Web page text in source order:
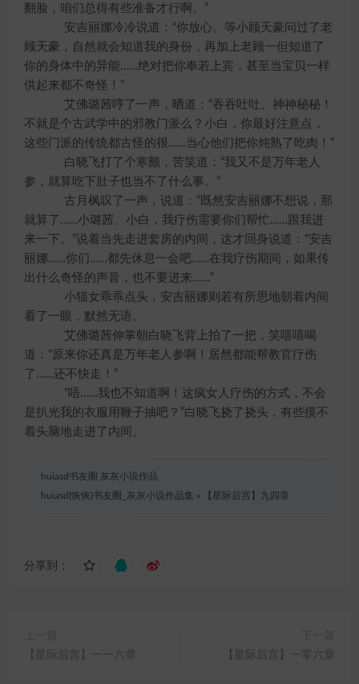
翻脸，咱们总得有些准备才行啊。”
安吉丽娜冷冷说道：“你放心。等小顾天豪问过了老
顾天豪，自然就会知道我的身份，再加上老顾一但知道了
你的身体中的异能……绝对把你奉若上宾，甚至当宝贝一样
供起来都不奇怪！”
艾佛璐茜哼了一声，晒道：“吞吞吐吐、神神秘秘！
不就是个古武学中的邪教门派么？小白，你最好注意点，
这些门派的传统都古怪的很……当心他们把你炖熟了吃肉！”
白晓飞打了个寒颤，苦笑道：“我又不是万年老人
参，就算吃下肚子也当不了什么事。”
古月枫叹了一声，说道：“既然安吉丽娜不想说，那
就算了……小璐茜、小白，我疗伤需要你们帮忙……跟我进
来一下。”说着当先走进套房的内间，这才回身说道：“安吉
丽娜……你们……都先休息一会吧……在我疗伤期间，如果传
出什么奇怪的声音，也不要进来……”
小猫女乖乖点头，安吉丽娜则若有所思地朝着内间
看了一眼，默然无语。
艾佛璐茜伸掌朝白晓飞背上拍了一把，笑嘻嘻喝
道：“原来你还真是万年老人参啊！居然都能帮教官疗伤
了……还不快走！”
“唔……我也不知道啊！这疯女人疗伤的方式，不会
是扒光我的衣服用鞭子抽吧？”白晓飞挠了挠头，有些摸不
着头脑地走进了内间。
huiasd书友圈 灰灰小说作品
huiasd(恢恢)书友圈_灰灰小说作品集 » 【星际后宫】九四章
分享到：
【星际后宫】一一六章
【星际后宫】一零六章